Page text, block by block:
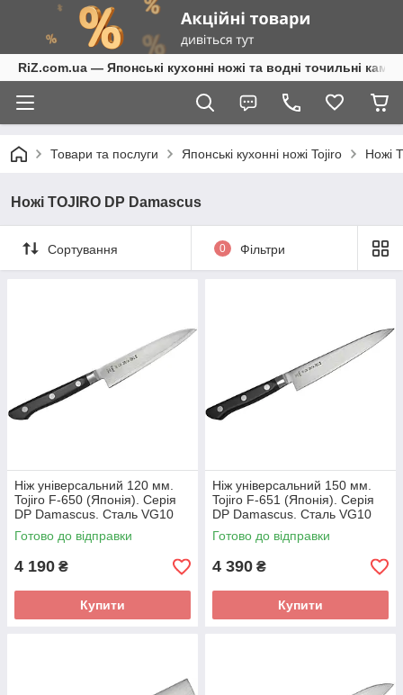
RiZ.com.ua — Японські кухонні ножі та водні точильні
Товари та послуги Японські кухонні ножі Tojiro Ножі
Ножі TOJIRO DP Damascus
Сортування 0 Фільтри
Ніж універсальний 120 мм.
Tojiro F-650 (Японія). Серія
DP Damascus. Сталь VG10
дамаск 37 шарів. Руків'я —
Pakkawood
Готово до відправки
4 190 ₴
Купити
Ніж універсальний 150 мм.
Tojiro F-651 (Японія). Серія
DP Damascus. Сталь VG10
дамаск 37 шарів. Руків'я —
Pakkawood
Готово до відправки
4 390 ₴
Купити